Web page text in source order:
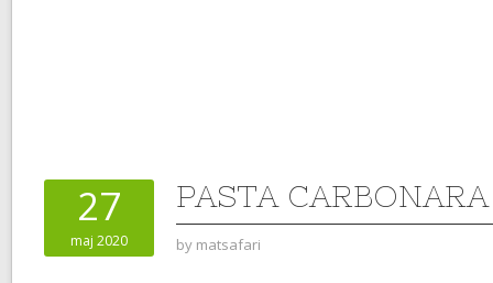
27
maj 2020
PASTA CARBONARA
by matsafari